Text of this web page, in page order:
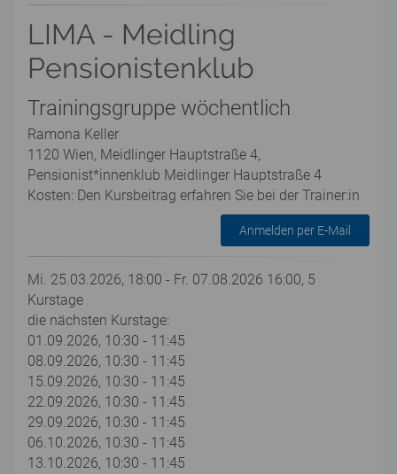
LIMA - Meidling
Pensionistenklub
Trainingsgruppe wöchentlich
Ramona Keller
1120 Wien, Meidlinger Hauptstraße 4,
Pensionist*innenklub Meidlinger Hauptstraße 4
Kosten: Den Kursbeitrag erfahren Sie bei der Trainer:in
Anmelden per E-Mail
Mi. 25.03.2026, 18:00 - Fr. 07.08.2026 16:00, 5
Kurstage
die nächsten Kurstage:
01.09.2026, 10:30 - 11:45
08.09.2026, 10:30 - 11:45
15.09.2026, 10:30 - 11:45
22.09.2026, 10:30 - 11:45
29.09.2026, 10:30 - 11:45
06.10.2026, 10:30 - 11:45
13.10.2026, 10:30 - 11:45